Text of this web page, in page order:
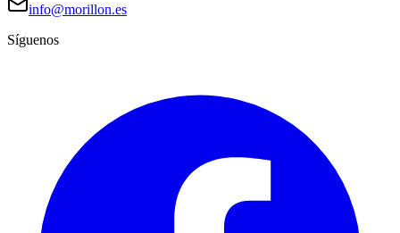
info@morillon.es
Síguenos